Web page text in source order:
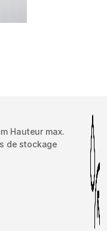
Hauteur max.
de stockage